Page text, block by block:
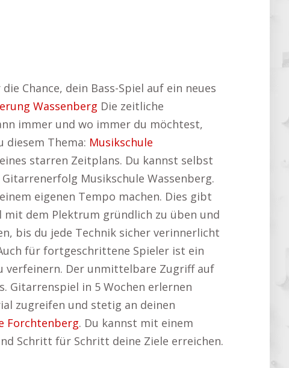
Chance, dein Bass-Spiel auf ein neues
Wassenberg Die zeitliche
immer und wo immer du möchtest,
diesem Thema: Musikschule
starren Zeitplans. Du kannst selbst
Musikschule Wassenberg.
eigenen Tempo machen. Dies gibt
mit dem Plektrum gründlich zu üben und
bis du jede Technik sicher verinnerlicht
für fortgeschrittene Spieler ist ein
verfeinern. Der unmittelbare Zugriff auf
Gitarrenspiel in 5 Wochen erlernen
zugreifen und stetig an deinen
Forchtenberg. Du kannst mit einem
Schritt für Schritt deine Ziele erreichen.